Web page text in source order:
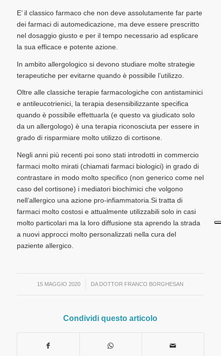
E’ il classico farmaco che non deve assolutamente far parte
dei farmaci di automedicazione, ma deve essere prescritto
nel dosaggio giusto e per il tempo necessario ad esplicare
la sua efficace e potente azione.
In ambito allergologico si devono studiare molte strategie
terapeutiche per evitarne quando è possibile l’utilizzo.
Oltre alle classiche terapie farmacologiche con antistaminici
e antileucotrienici, la terapia desensibilizzante specifica
quando è possibile effettuarla (e questo va giudicato solo
da un allergologo) è una terapia riconosciuta per essere in
grado di risparmiare molto utilizzo di cortisone.
Negli anni più recenti poi sono stati introdotti in commercio
farmaci molto mirati (chiamati farmaci biologici) in grado di
contrastare in modo molto specifico (non generico come nel
caso del cortisone) i mediatori biochimici che volgono
nell’allergico una azione pro-infiammatoria.Si tratta di
farmaci molto costosi e attualmente utilizzabili solo in casi
molto particolari ma la loro diffusione sta aprendo la strada
a nuovi approcci molto personalizzati nella cura del
paziente allergico.
15 MAGGIO 2020
/ DA DOTTOR FRANCO BORGHESAN
Condividi questo articolo